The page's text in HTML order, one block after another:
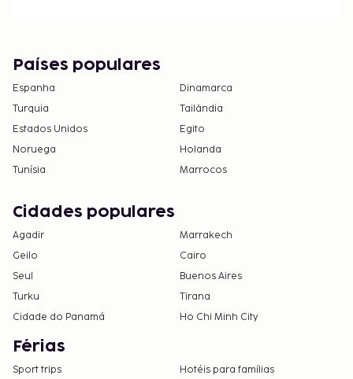
Países populares
Espanha
Dinamarca
Turquia
Tailândia
Estados Unidos
Egito
Noruega
Holanda
Tunísia
Marrocos
Cidades populares
Agadir
Marrakech
Geilo
Cairo
Seul
Buenos Aires
Turku
Tirana
Cidade do Panamá
Ho Chi Minh City
Férias
Sport trips Hotéis para famílias